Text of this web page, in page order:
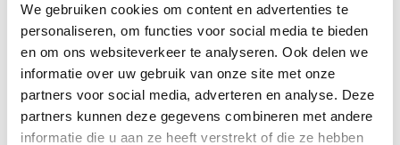
We gebruiken cookies om content en advertenties te
personaliseren, om functies voor social media te bieden
en om ons websiteverkeer te analyseren. Ook delen we
informatie over uw gebruik van onze site met onze
partners voor social media, adverteren en analyse. Deze
partners kunnen deze gegevens combineren met andere
informatie die u aan ze heeft verstrekt of die ze hebben
Zondag 24 mei
10:30 - 12:00 uur
Wat is er te doen?
Rondleiding